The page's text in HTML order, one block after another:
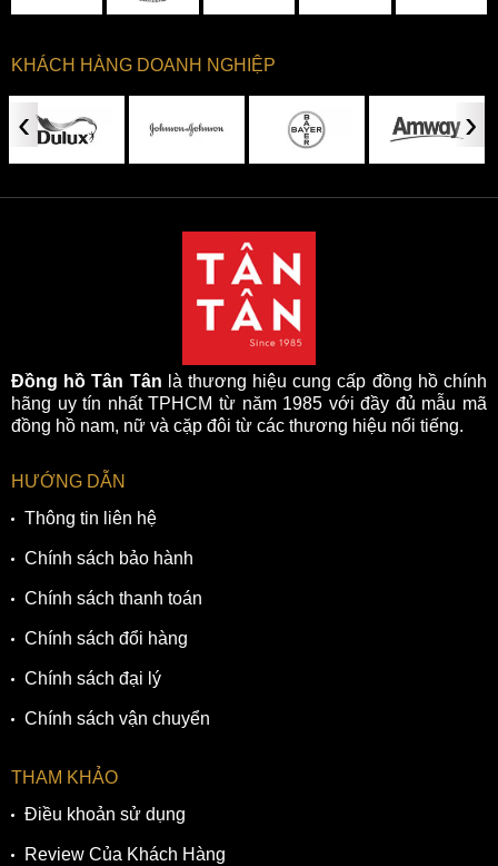
KHÁCH HÀNG DOANH NGHIỆP
‹ ›
Đồng hồ Tân Tân là thương hiệu cung cấp đồng hồ chính
hãng uy tín nhất TPHCM từ năm 1985 với đầy đủ mẫu mã
đồng hồ nam, nữ và cặp đôi từ các thương hiệu nổi tiếng.
HƯỚNG DẪN
Thông tin liên hệ
Chính sách bảo hành
Chính sách thanh toán
Chính sách đổi hàng
Chính sách đại lý
Chính sách vận chuyển
THAM KHẢO
Điều khoản sử dụng
Review Của Khách Hàng